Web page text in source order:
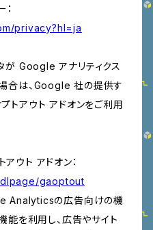
privacy?hl=ja
が Google アナリティクス
合は、Google 社の提供す
トアウト アドオンをご利用
ウト アドオン：
gaoptout
Analyticsの広告向けの機
能を利用し、広告やサイト